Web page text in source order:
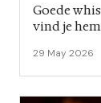
Goede
vind je hem
29 May 2026